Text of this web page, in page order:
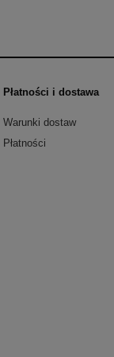
Płatności i dostawa
Warunki dostaw
Płatności